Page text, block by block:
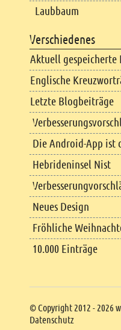
Copyright
© Copyright 2012 - 2026
Datenschutz
Laubbaum
Verschiedenes
Aktuell gespeicherte
Englische
Letzte Blogbeiträge
Die Android-App ist
Hebrideninsel Nist
Neues Design
Fröhliche
10.000 Einträge